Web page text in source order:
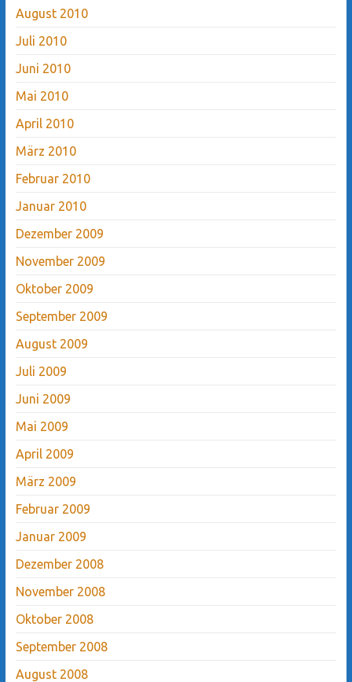
August 2010
Juli 2010
Juni 2010
Mai 2010
April 2010
März 2010
Februar 2010
Januar 2010
Dezember 2009
November 2009
Oktober 2009
September 2009
August 2009
Juli 2009
Juni 2009
Mai 2009
April 2009
März 2009
Februar 2009
Januar 2009
Dezember 2008
November 2008
Oktober 2008
September 2008
August 2008